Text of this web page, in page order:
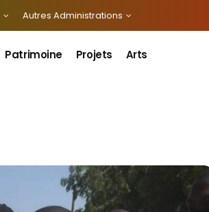
Autres Administrations
Patrimoine Projets Arts